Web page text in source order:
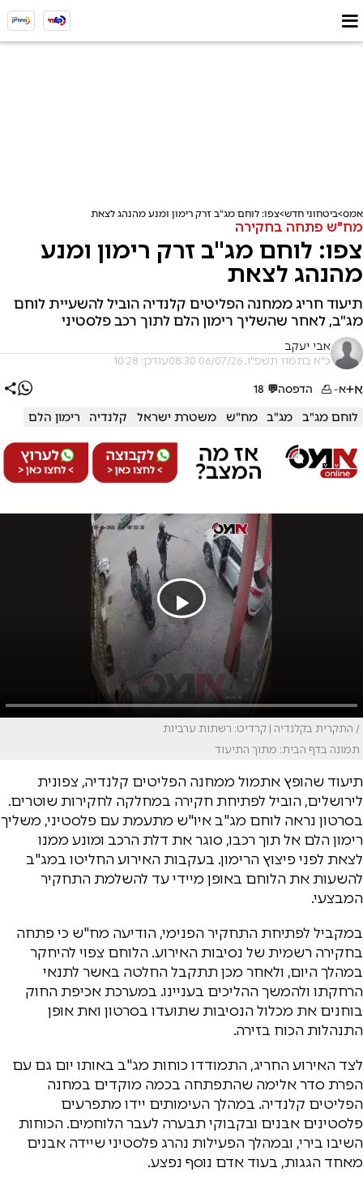
אמס ביטחוני חדש צפו: לוחם מג"ב זרק רימון ומנע מהנהג לצאת
מח"ש פתחה בחקירה
צפו: לוחם מג"ב זרק רימון ומנע
מהנהג לצאת
תיעוד חריג ממחנה הפליטים קלנדיה הוביל להשעיית לוחם
מג"ב, לאחר שהשליך רימון הלם לתוך רכב פלסטיני
אבי יעקב
כ"א בתמוז תשפ"ו, 06/07/26 08:30 עודכן: 10:28
א+א- הדפסה💬
18
לוחם מג"ב מג"ב מח"ש משטרת ישראל קלנדיה רימון הלם
/ התקרית בקלנדיה | קרדיט: רשתות ערביות
תמונה בדף הבית: מתוך התיעוד
תיעוד שהופץ אתמול ממחנה הפליטים קלנדיה, צפונית
לירושלים, הוביל לפתיחת חקירה במחלקה לחקירות שוטרים.
בסרטון נראה לוחם מג"ב איו"ש מתעמת עם פלסטיני, משליך
רימון הלם אל תוך רכבו, סוגר את דלת הרכב ומונע ממנו
לצאת לפני פיצוץ הרימון. בעקבות האירוע החליטו במג"ב
להשעות את הלוחם באופן מיידי עד להשלמת התחקיר
המבצעי.
במקביל לפתיחת התחקיר הפנימי, הודיעה מח"ש כי פתחה
בחקירה רשמית של נסיבות האירוע. הלוחם צפוי להיחקר
במהלך היום, ולאחר מכן תתקבל החלטה באשר לתנאי
הרחקתו ולהמשך ההליכים בעניינו. במערכת אכיפת החוק
בוחנים את מכלול הנסיבות שתועדו בסרטון ואת אופן
התנהלות הכוח בזירה.
לצד האירוע החריג, התמודדו כוחות מג"ב באותו יום גם עם
הפרת סדר אלימה שהתפתחה בכמה מוקדים במחנה
הפליטים קלנדיה. במהלך העימותים יידו מתפרעים
פלסטינים אבנים ובקבוקי תבערה לעבר הלוחמים. הכוחות
השיבו בירי, ובמהלך הפעילות נהרג פלסטיני שיידה אבנים
מאחד הגגות, בעוד אדם נוסף נפצע.